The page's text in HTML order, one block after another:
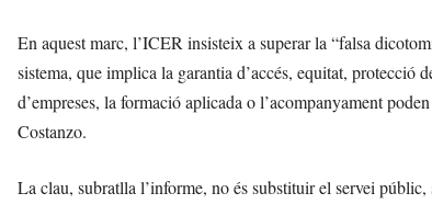
En aquest marc, l’ICER insisteix a superar la “falsa
sistema, que implica la garantia d’accés, equitat, protecció
d’empreses, la formació aplicada o l’acompanyament
Costanzo.
La clau, subratlla l’informe, no és substituir el servei